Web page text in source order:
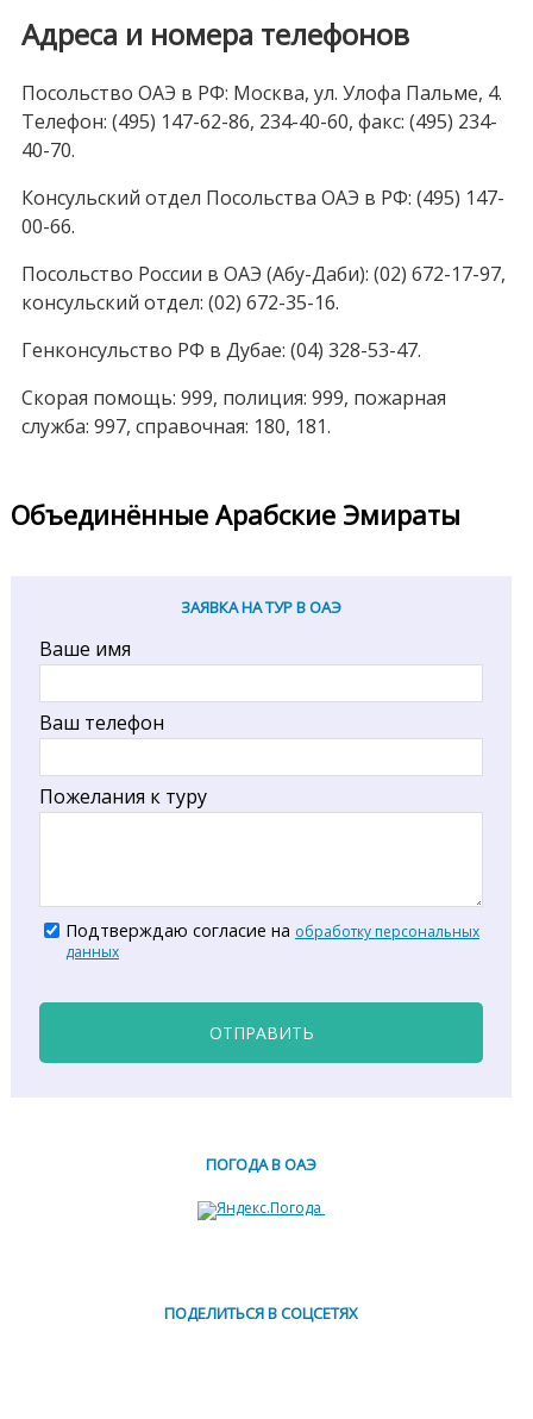
Адреса и номера телефонов
Посольство ОАЭ в РФ: Москва, ул. Улофа Пальме, 4.
Телефон: (495) 147-62-86, 234-40-60, факс: (495) 234-
40-70.
Консульский отдел Посольства ОАЭ в РФ: (495) 147-
00-66.
Посольство России в ОАЭ (Абу-Даби): (02) 672-17-97,
консульский отдел: (02) 672-35-16.
Генконсульство РФ в Дубае: (04) 328-53-47.
Скорая помощь: 999, полиция: 999, пожарная
служба: 997, справочная: 180, 181.
Объединённые Арабские Эмираты
ЗАЯВКА НА ТУР В ОАЭ
Ваше имя
Ваш телефон
Пожелания к туру
Подтверждаю согласие на обработку персональных
данных
ОТПРАВИТЬ
ПОГОДА В ОАЭ
ПОДЕЛИТЬСЯ В СОЦСЕТЯХ